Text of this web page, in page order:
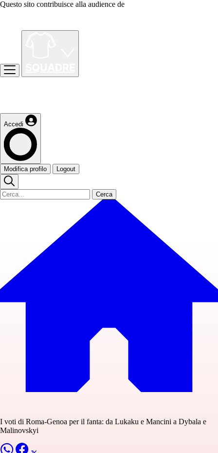
Questo sito contribuisce alla audience de
Accedi
Modifica profilo Logout
Cerca
I voti di Roma-Genoa per il fanta: da Lukaku e Mancini a Dybala e
Malinovskyi